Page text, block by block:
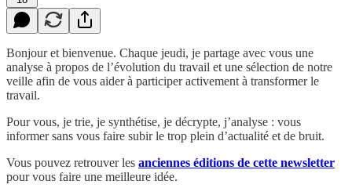
Bonjour et bienvenue. Chaque jeudi, je partage avec vous une
analyse à propos de l’évolution du travail et une sélection de notre
veille afin de vous aider à participer activement à transformer le
travail.
Pour vous, je trie, je synthétise, je décrypte, j’analyse : vous
informer sans vous faire subir le trop plein d’actualité et de bruit.
Vous pouvez retrouver les anciennes éditions de cette newsletter
pour vous faire une meilleure idée.